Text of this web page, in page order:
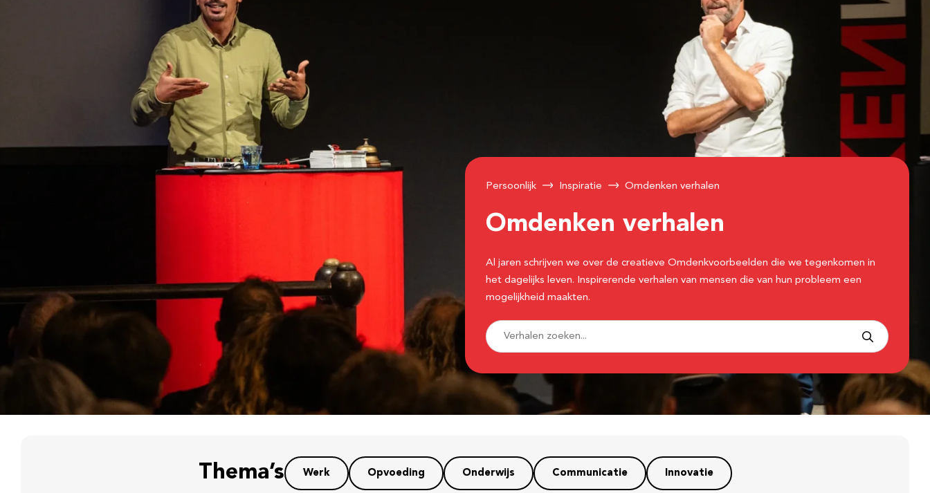
Persoonlijk Inspiratie Omdenken verhalen
Omdenken verhalen
Al jaren schrijven we over de creatieve Omdenkvoorbeelden die we tegenkomen in
het dagelijks leven. Inspirerende verhalen van mensen die van hun probleem een
mogelijkheid maakten.
Thema’s Werk Opvoeding Onderwijs Communicatie Innovatie